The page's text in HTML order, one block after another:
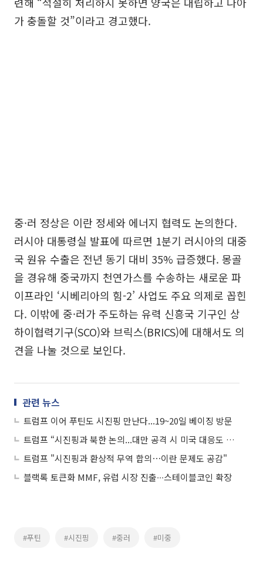
가 충돌할 것”이라고 경고했다.
중·러 정상은 이란 정세와 에너지 협력도 논의한다.
러시아 대통령실 발표에 따르면 1분기 러시아의 대중
국 원유 수출은 전년 동기 대비 35% 급증했다. 몽골
을 경유해 중국까지 천연가스를 수송하는 새로운 파
이프라인 ‘시베리아의 힘-2’ 사업도 주요 의제로 꼽힌
다. 이밖에 중·러가 주도하는 유력 신흥국 기구인 상
하이협력기구(SCO)와 브릭스(BRICS)에 대해서도 의
견을 나눌 것으로 보인다.
관련 뉴스
트럼프 이어 푸틴도 시진핑 만난다...19~20일 베이징 방문
트럼프 “시진핑과 북한 논의...대만 공격 시 미국 대응도 물어”
트럼프 "시진핑과 환상적 무역 합의⋯이란 문제도 공감"
블랙록 토큰화 MMF, 유럽 시장 진출∙∙∙스테이블코인 확장
#푸틴 #시진핑 #중러 #미중